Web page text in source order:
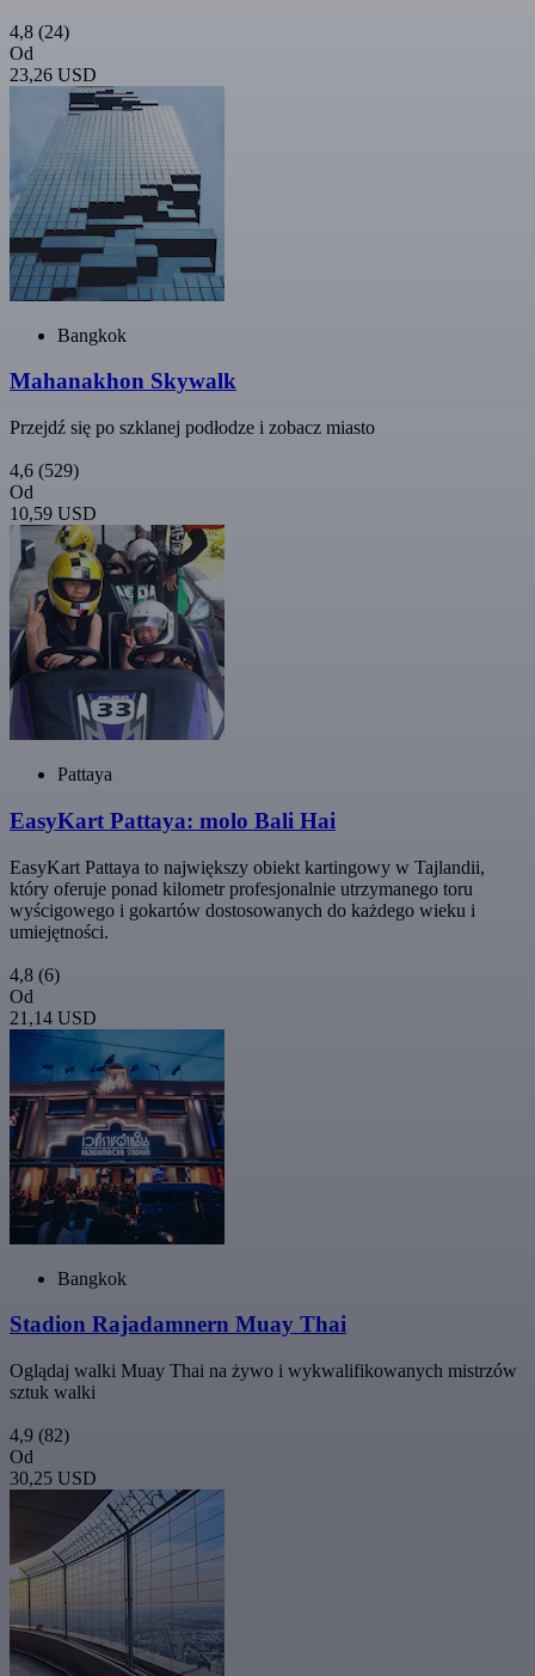
4,8 (24)
Od
23,26 USD
Bangkok
Mahanakhon Skywalk
Przejdź się po szklanej podłodze i zobacz miasto
4,6 (529)
Od
10,59 USD
Pattaya
EasyKart Pattaya: molo Bali Hai
EasyKart Pattaya to największy obiekt kartingowy w Tajlandii,
który oferuje ponad kilometr profesjonalnie utrzymanego toru
wyścigowego i gokartów dostosowanych do każdego wieku i
umiejętności.
4,8 (6)
Od
21,14 USD
Bangkok
Stadion Rajadamnern Muay Thai
Oglądaj walki Muay Thai na żywo i wykwalifikowanych mistrzów
sztuk walki
4,9 (82)
Od
30,25 USD